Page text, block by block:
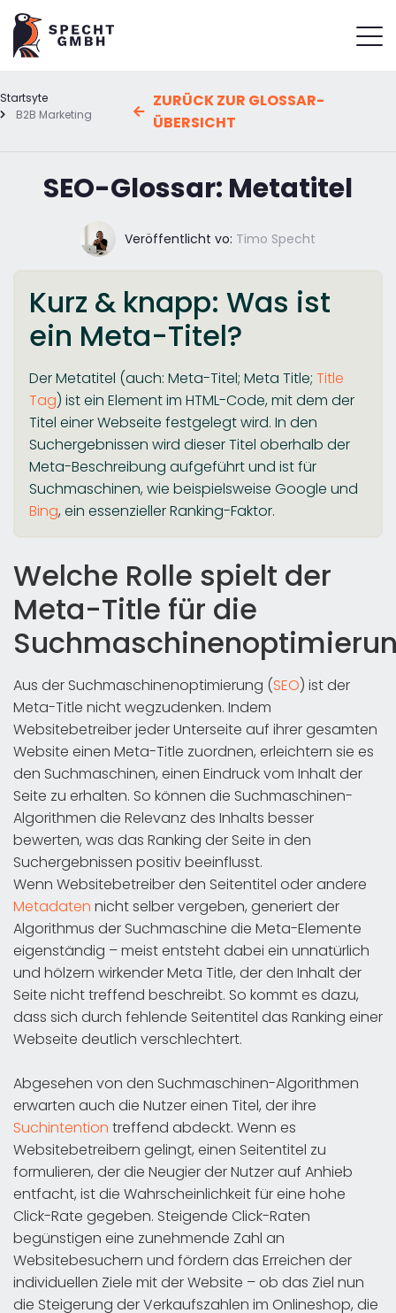
Startsyte
B2B Marketing
ZURÜCK ZUR GLOSSAR-
ÜBERSICHT
SEO-Glossar: Metatitel
Veröffentlicht vo: Timo Specht
Kurz & knapp: Was ist
ein Meta-Titel?
Der Metatitel (auch: Meta-Titel; Meta Title; Title
Tag) ist ein Element im HTML-Code, mit dem der
Titel einer Webseite festgelegt wird. In den
Suchergebnissen wird dieser Titel oberhalb der
Meta-Beschreibung aufgeführt und ist für
Suchmaschinen, wie beispielsweise Google und
Bing, ein essenzieller Ranking-Faktor.
Welche Rolle spielt der
Meta-Title für die
Aus der Suchmaschinenoptimierung (SEO) ist der
Meta-Title nicht wegzudenken. Indem
Websitebetreiber jeder Unterseite auf ihrer gesamten
Website einen Meta-Title zuordnen, erleichtern sie es
den Suchmaschinen, einen Eindruck vom Inhalt der
Seite zu erhalten. So können die Suchmaschinen-
Algorithmen die Relevanz des Inhalts besser
bewerten, was das Ranking der Seite in den
Suchergebnissen positiv beeinflusst.
Wenn Websitebetreiber den Seitentitel oder andere
Metadaten nicht selber vergeben, generiert der
Algorithmus der Suchmaschine die Meta-Elemente
eigenständig – meist entsteht dabei ein unnatürlich
und hölzern wirkender Meta Title, der den Inhalt der
Seite nicht treffend beschreibt. So kommt es dazu,
dass sich durch fehlende Seitentitel das Ranking einer
Webseite deutlich verschlechtert.
Abgesehen von den Suchmaschinen-Algorithmen
erwarten auch die Nutzer einen Titel, der ihre
Suchintention treffend abdeckt. Wenn es
Websitebetreibern gelingt, einen Seitentitel zu
formulieren, der die Neugier der Nutzer auf Anhieb
entfacht, ist die Wahrscheinlichkeit für eine hohe
Click-Rate gegeben. Steigende Click-Raten
begünstigen eine zunehmende Zahl an
Websitebesuchern und fördern das Erreichen der
individuellen Ziele mit der Website – ob das Ziel nun
die Steigerung der Verkaufszahlen im Onlineshop, die